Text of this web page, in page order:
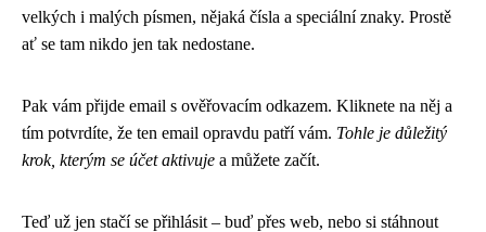
velkých i malých písmen, nějaká čísla a speciální znaky. Prostě
ať se tam nikdo jen tak nedostane.
Pak vám přijde email s ověřovacím odkazem. Kliknete na něj a
tím potvrdíte, že ten email opravdu patří vám. Tohle je důležitý
krok, kterým se účet aktivuje a můžete začít.
Teď už jen stačí se přihlásit – buď přes web, nebo si stáhnout